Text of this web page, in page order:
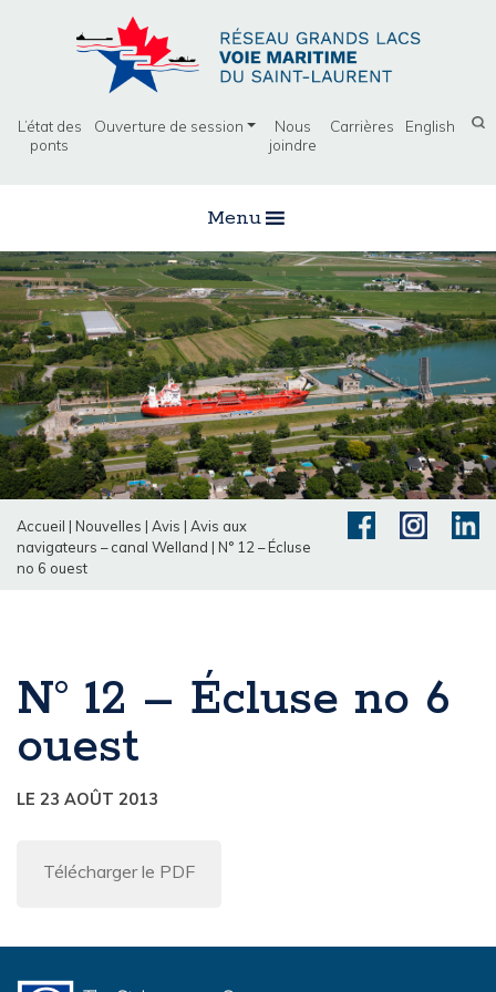
L’état des
ponts
Ouverture de session
Nous
joindre
Carrières English
Menu
Accueil | Nouvelles | Avis | Avis aux
navigateurs – canal Welland | N° 12 – Écluse
no 6 ouest
N° 12 – Écluse no 6
ouest
LE 23 AOÛT 2013
Télécharger le PDF